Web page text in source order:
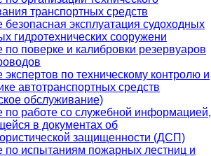
транспортных средств
безопасная эксплуатация судоходных
гидротехнических сооружени
по поверке и калибровки резервуаров
экспертов по техническому контролю и
автотранспортных средств
обслуживание)
по работе со служебной информацией,
в документах об
защищенности (ДСП)
по испытаниям пожарных лестниц и